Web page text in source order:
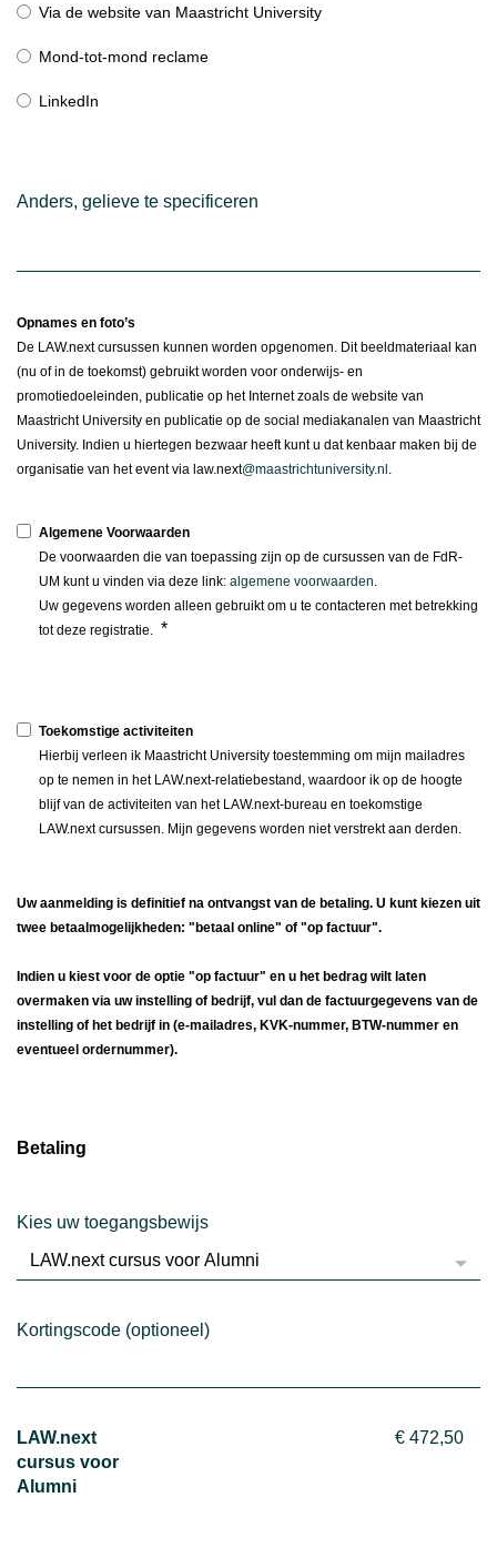
Via de website van Maastricht University
Mond-tot-mond reclame
LinkedIn
Anders, gelieve te specificeren
Opnames en foto’s
De LAW.next cursussen kunnen worden opgenomen. Dit beeldmateriaal kan
(nu of in de toekomst) gebruikt worden voor onderwijs- en
promotiedoeleinden, publicatie op het Internet zoals de website van
Maastricht University en publicatie op de social mediakanalen van Maastricht
University. Indien u hiertegen bezwaar heeft kunt u dat kenbaar maken bij de
organisatie van het event via law.next@maastrichtuniversity.nl .
Algemene Voorwaarden
De voorwaarden die van toepassing zijn op de cursussen van de FdR-
UM kunt u vinden via deze link: algemene voorwaarden.
Uw gegevens worden alleen gebruikt om u te contacteren met betrekking
tot deze registratie. *
Toekomstige activiteiten
Hierbij verleen ik Maastricht University toestemming om mijn mailadres
op te nemen in het LAW.next-relatiebestand, waardoor ik op de hoogte
blijf van de activiteiten van het LAW.next-bureau en toekomstige
LAW.next cursussen. Mijn gegevens worden niet verstrekt aan derden.
Uw aanmelding is definitief na ontvangst van de betaling. U kunt kiezen uit
twee betaalmogelijkheden: "betaal online" of "op factuur".
Indien u kiest voor de optie "op factuur" en u het bedrag wilt laten
overmaken via uw instelling of bedrijf, vul dan de factuurgegevens van de
instelling of het bedrijf in (e-mailadres, KVK-nummer, BTW-nummer en
eventueel ordernummer).
Betaling
Kies uw toegangsbewijs
Kortingscode (optioneel)
LAW.next
cursus voor
Alumni
€ 472,50